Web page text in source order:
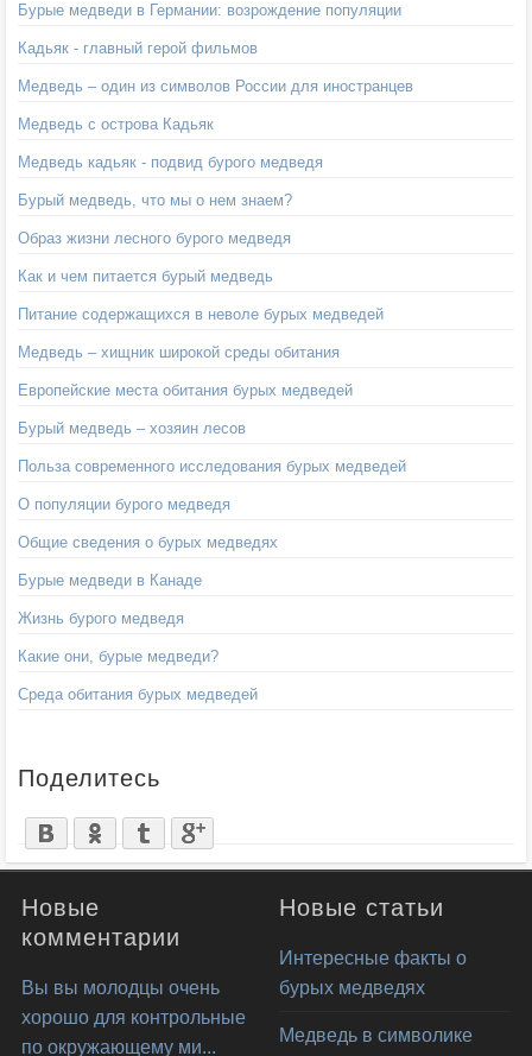
Бурые медведи в Германии: возрождение популяции
Кадьяк - главный герой фильмов
Медведь – один из символов России для иностранцев
Медведь с острова Кадьяк
Медведь кадьяк - подвид бурого медведя
Бурый медведь, что мы о нем знаем?
Образ жизни лесного бурого медведя
Как и чем питается бурый медведь
Питание содержащихся в неволе бурых медведей
Медведь – хищник широкой среды обитания
Европейские места обитания бурых медведей
Бурый медведь – хозяин лесов
Польза современного исследования бурых медведей
О популяции бурого медведя
Общие сведения о бурых медведях
Бурые медведи в Канаде
Жизнь бурого медведя
Какие они, бурые медведи?
Среда обитания бурых медведей
Поделитесь
Новые
комментарии
Вы вы молодцы очень
хорошо для контрольные
по окружающему ми...
Новые статьи
Интересные факты о
бурых медведях
Медведь в символике